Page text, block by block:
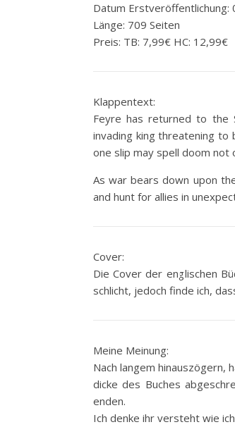
Datum Erstveröffentlichung:
Länge: 709 Seiten
Preis: TB: 7,99€ HC: 12,99€
Klappentext:
Feyre has returned to the
invading king threatening
one slip may spell doom
As war bears down upon
and hunt for allies in
Cover:
Die Cover der englischen
schlicht, jedoch finde ich,
Meine Meinung:
Nach langem hinauszögern,
dicke des Buches
enden.
Ich denke ihr versteht wie